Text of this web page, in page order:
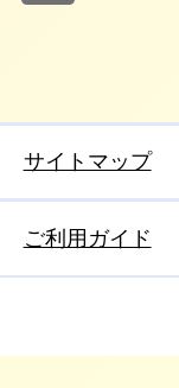
サイトマップ
ご利用ガイド